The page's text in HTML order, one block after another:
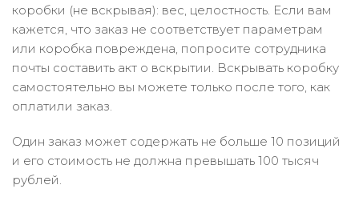
коробки (не вскрывая): вес, целостность. Если вам
кажется, что заказ не соответствует параметрам
или коробка повреждена, попросите сотрудника
почты составить акт о вскрытии. Вскрывать коробку
самостоятельно вы можете только после того, как
оплатили заказ.
Один заказ может содержать не больше 10 позиций
и его стоимость не должна превышать 100 тысяч
рублей.